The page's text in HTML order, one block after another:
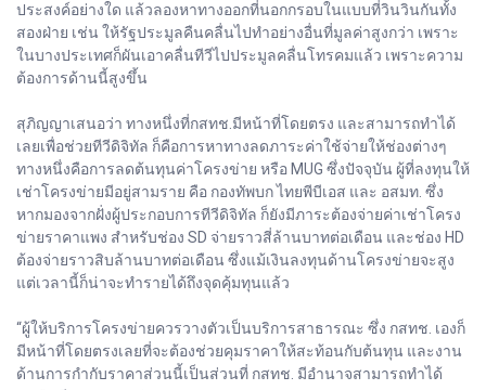
ประสงค์อย่างใด แล้วลองหาทางออกที่นอกกรอบในแบบที่วินวินกันทั้ง
สองฝ่าย เช่น ให้รัฐประมูลคืนคลื่นไปทำอย่างอื่นที่มูลค่าสูงกว่า เพราะ
ในบางประเทศก็ผันเอาคลื่นทีวีไปประมูลคลื่นโทรคมแล้ว เพราะความ
ต้องการด้านนี้สูงขึ้น
สุภิญญาเสนอว่า ทางหนึ่งที่กสทช.มีหน้าที่โดยตรง และสามารถทำได้
เลยเพื่อช่วยทีวีดิจิทัล ก็คือการหาทางลดภาระค่าใช้จ่ายให้ช่องต่างๆ
ทางหนึ่งคือการลดต้นทุนค่าโครงข่าย หรือ MUG ซึ่งปัจจุบัน ผู้ที่ลงทุนให้
เช่าโครงข่ายมีอยู่สามราย คือ กองทัพบก ไทยพีบีเอส และ อสมท. ซึ่ง
หากมองจากฝั่งผู้ประกอบการทีวีดิจิทัล ก็ยังมีภาระต้องจ่ายค่าเช่าโครง
ข่ายราคาแพง สำหรับช่อง SD จ่ายราวสี่ล้านบาทต่อเดือน และช่อง HD
ต้องจ่ายราวสิบล้านบาทต่อเดือน ซึ่งแม้เงินลงทุนด้านโครงข่ายจะสูง
แต่เวลานี้ก็น่าจะทำรายได้ถึงจุดคุ้มทุนแล้ว
“ผู้ให้บริการโครงข่ายควรวางตัวเป็นบริการสาธารณะ ซึ่ง กสทช. เองก็
มีหน้าที่โดยตรงเลยที่จะต้องช่วยคุมราคาให้สะท้อนกับต้นทุน และงาน
ด้านการกำกับราคาส่วนนี้เป็นส่วนที่ กสทช. มีอำนาจสามารถทำได้